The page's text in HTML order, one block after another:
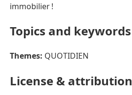
immobilier !
Topics and keywords
Themes: QUOTIDIEN
License & attribution